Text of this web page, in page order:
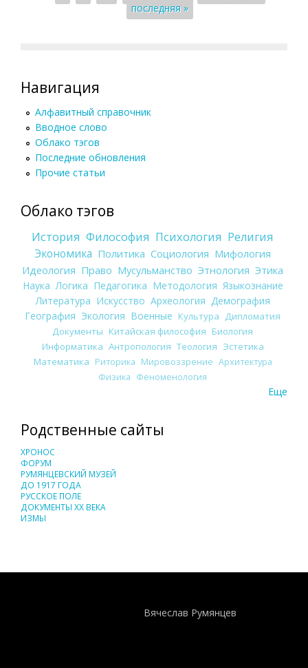
последняя »
Навигация
Алфавитный справочник
Вводное слово
Облако тэгов
Последние обновления
Прочие статьи
Облако тэгов
История Философия Психология Религия
Экономика Политика Социология Мифология
Идеология Право Мусульманство Этнология Этика
Наука Логика Педагогика Методология Языкознание
Литература Искусство Археология Демография
География Экология Военные Культура
Дипломатия
Документы Китайская философия Биология
Информатика Антропология Теология Эстетика
Математика Риторика Мировоззрение Архитектура
Физика Феноменология
Еще
Родственные сайты
ХРОНОС
ФОРУМ
РУМЯНЦЕВСКИЙ МУЗЕЙ
ДО 1917 ГОДА
РУССКОЕ ПОЛЕ
ДОКУМЕНТЫ XX ВЕКА
ИЗМЫ
Вячеслав Румянцев